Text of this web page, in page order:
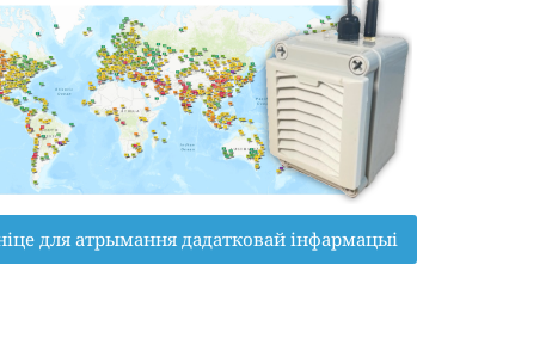
для атрымання дадатковай інфармацыі